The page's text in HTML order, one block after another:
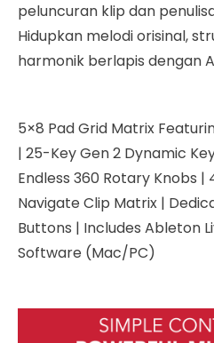
peluncuran klip dan
Hidupkan melodi orisinal,
harmonik berlapis dengan
5×8 Pad Grid Matrix
| 25-Key Gen 2 Dynamic
Endless 360 Rotary Knobs |
Navigate Clip Matrix |
Buttons | Includes Ableton
Software (Mac/PC)